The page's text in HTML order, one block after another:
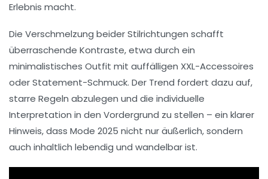
Erlebnis macht.
Die Verschmelzung beider Stilrichtungen schafft
überraschende Kontraste, etwa durch ein
minimalistisches Outfit mit auffälligen XXL-Accessoires
oder Statement-Schmuck. Der Trend fordert dazu auf,
starre Regeln abzulegen und die individuelle
Interpretation in den Vordergrund zu stellen – ein klarer
Hinweis, dass Mode 2025 nicht nur äußerlich, sondern
auch inhaltlich lebendig und wandelbar ist.